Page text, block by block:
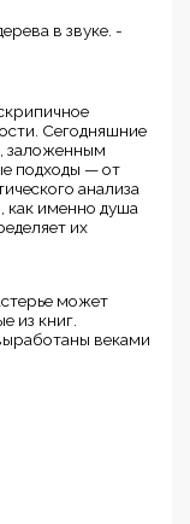
Сегодняшние
заложенным
подходы — от
анализа
как именно душа
их
может
из книг.
веками